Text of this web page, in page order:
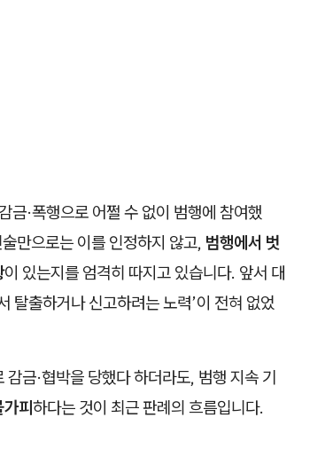
금·폭행으로 어쩔 수 없이 범행에 참여했
만으로는 이를 인정하지 않고, 범행에서 벗
이 있는지를 엄격히 따지고 있습니다. 앞서 대
탈출하거나 신고하려는 노력’이 전혀 없었
금·협박을 당했다 하더라도, 범행 지속 기
피하다는 것이 최근 판례의 흐름입니다.